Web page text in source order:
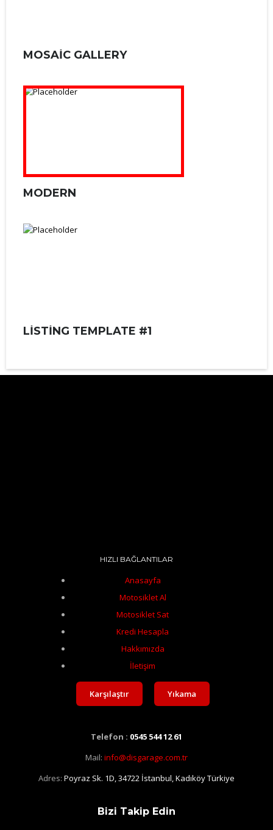
MOSAIC GALLERY
MODERN
LISTING TEMPLATE #1
HIZLI BAĞLANTILAR
Anasayfa
Motosiklet Al
Motosiklet Sat
Kredi Hesapla
Hakkımızda
İletişim
Karşılaştır Yıkama
Telefon : 0545 544 12 61
Mail: info@disgarage.com.tr
Adres: Poyraz Sk. 1D, 34722 İstanbul, Kadıköy Türkiye
Bizi Takip Edin